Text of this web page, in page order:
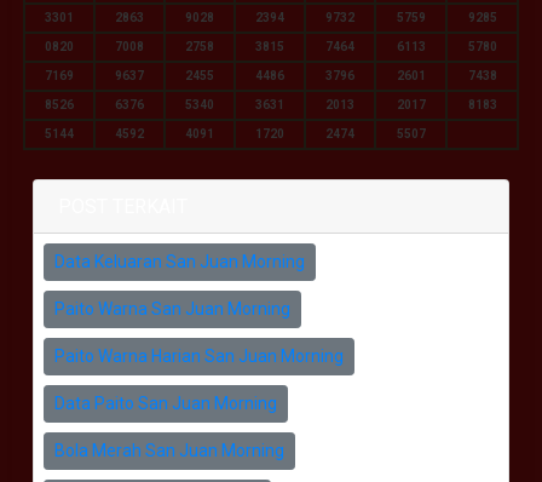
3301 2863 9028 2394 9732 5759 9285
0820 7008 2758 3815 7464 6113 5780
7169 9637 2455 4486 3796 2601 7438
8526 6376 5340 3631 2013 2017 8183
5144 4592 4091 1720 2474 5507
Data Keluaran San Juan Morning
Paito Warna San Juan Morning
Paito Warna Harian San Juan Morning
Data Paito San Juan Morning
Bola Merah San Juan Morning